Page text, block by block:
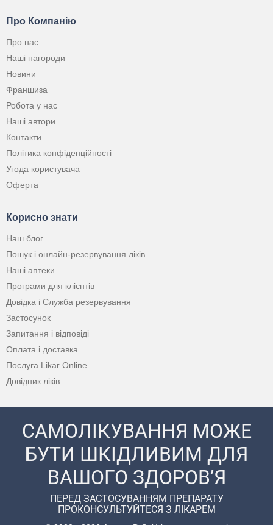
Про Компанію
Про нас
Наші нагороди
Новини
Франшиза
Робота у нас
Наші автори
Контакти
Політика конфіденційності
Угода користувача
Оферта
Корисно знати
Наш блог
Пошук і онлайн-резервування ліків
Наші аптеки
Програми для клієнтів
Довідка і Служба резервування
Застосунок
Запитання і відповіді
Оплата і доставка
Послуга Likar Online
Довідник ліків
САМОЛІКУВАННЯ МОЖЕ
БУТИ ШКІДЛИВИМ ДЛЯ
ВАШОГО ЗДОРОВ’Я
ПЕРЕД ЗАСТОСУВАННЯМ ПРЕПАРАТУ
ПРОКОНСУЛЬТУЙТЕСЯ З ЛІКАРЕМ